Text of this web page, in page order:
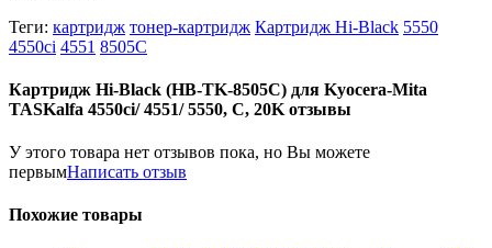
Теги: картридж тонер-картридж Картридж Hi-Black 5550
4550ci 4551 8505C
Картридж Hi-Black (HB-TK-8505C) для Kyocera-Mita
TASKalfa 4550ci/ 4551/ 5550, C, 20K отзывы
У этого товара нет отзывов пока, но Вы можете
первымНаписать отзыв
Похожие товары